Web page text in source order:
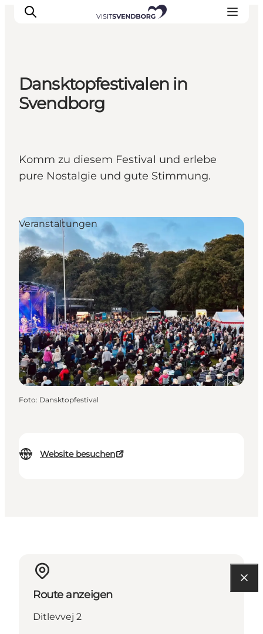
Veranstaltungen
Essen und Trinken
Den Urlaub planen
Dansktopfestivalen in
Svendborg
Komm zu diesem Festival und erlebe
pure Nostalgie und gute Stimmung.
Website besuchen
Veranstaltungen
Foto: Dansktopfestival
Route anzeigen
Ditlevvej 2